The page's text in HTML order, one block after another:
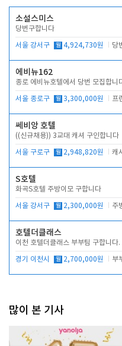
소설스미스
당번구합니다
서울 강서구 월 4,924,730원 당
에비뉴162
종로 에비뉴호텔에서 당번 모집합니
서울 종로구 월 3,300,000원 프
쎄비앙 호텔
((신규채용)) 3교대 캐셔 구인합니다
서울 구로구 월 2,948,820원 캐
S호텔
화곡S호텔 주방이모 구합니다
서울 강서구 월 2,300,000원 주
호텔더클래스
이천 호텔더클래스 부부팀 구합니다.
경기 이천시 월 2,700,000원 부
많이 본 기사